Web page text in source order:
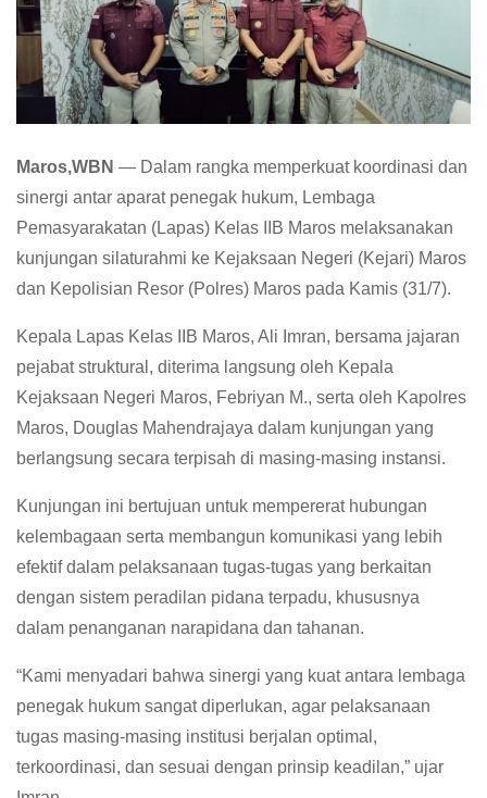
Maros,WBN — Dalam rangka memperkuat koordinasi dan
sinergi antar aparat penegak hukum, Lembaga
Pemasyarakatan (Lapas) Kelas IIB Maros melaksanakan
kunjungan silaturahmi ke Kejaksaan Negeri (Kejari) Maros
dan Kepolisian Resor (Polres) Maros pada Kamis (31/7).
Kepala Lapas Kelas IIB Maros, Ali Imran, bersama jajaran
pejabat struktural, diterima langsung oleh Kepala
Kejaksaan Negeri Maros, Febriyan M., serta oleh Kapolres
Maros, Douglas Mahendrajaya dalam kunjungan yang
berlangsung secara terpisah di masing-masing instansi.
Kunjungan ini bertujuan untuk mempererat hubungan
kelembagaan serta membangun komunikasi yang lebih
efektif dalam pelaksanaan tugas-tugas yang berkaitan
dengan sistem peradilan pidana terpadu, khususnya
dalam penanganan narapidana dan tahanan.
“Kami menyadari bahwa sinergi yang kuat antara lembaga
penegak hukum sangat diperlukan, agar pelaksanaan
tugas masing-masing institusi berjalan optimal,
terkoordinasi, dan sesuai dengan prinsip keadilan,” ujar